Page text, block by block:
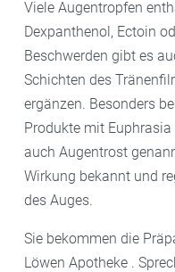
Viele Augentropfen
Dexpanthenol, Ectoin
Beschwerden gibt es
Schichten des
ergänzen. Besonders
Produkte mit Euphrasia
auch Augentrost
Wirkung bekannt und
des Auges.
Sie bekommen die
Löwen Apotheke .